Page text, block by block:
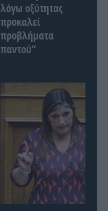
λόγω οξύτητας
προκαλεί
προβλήματα
παντού”